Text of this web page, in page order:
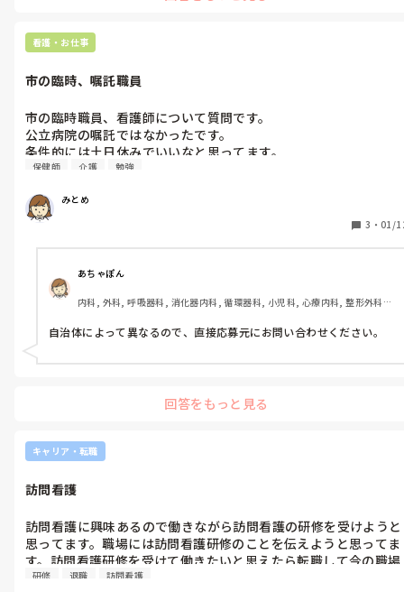
私は看護協会に相談したことはありませんが、周りで利用した人の
話を聞く限り、
選択肢を整理するための場所という印象を持っています。
する意味では役立つと思います。
結局、どの道を選ぶにしても不安がゼロになることはないですよ
ね。
今悩んでいるのは、それだけ真剣に自分の人生と向き合っている証
焦って決めなくても大丈夫だと思います。
少しずつ、自分が「これなら続けられそう」と思える形を探してい
看護・お仕事
市の臨時、嘱託職員
市の臨時職員、看護師について質問です。
公立病院の嘱託ではなかったです。
条件的には土日休みでいいなと思ってます。
現場から離れてしまうので悩んでます。
費が増えそう。
医療制度、介護制度のことなどは仕事をしながら勉強できるので
実際に働いたことある方、どうですか。
保健師 介護 勉強
みとめ
3 ・ 01/
あちゃぽん
内科, 外科, 呼吸器科, 消化器内科, 循環器科, 小児科, 心療内科, 整形外科,
急科, 超急性期, ICU, CCU, HCU, その他の科, ママナース, 外来, 神経内科,
脳神経外科, NICU, 消化器外科, 一般病院, 慢性期, 回復期, 終末期, オペ室,
自治体によって異なるので、直接応募元にお問い合わせください。
回答をもっと見る
キャリア・転職
訪問看護
訪問看護に興味あるので働きながら訪問看護の研修を受けようと
思ってます。職場には訪問看護研修のことを伝えようと思ってま
す。訪問看護研修を受けて働きたいと思えたら転職して今の職場
を退職したいです。どう思いますか。
研修 退職 訪問看護